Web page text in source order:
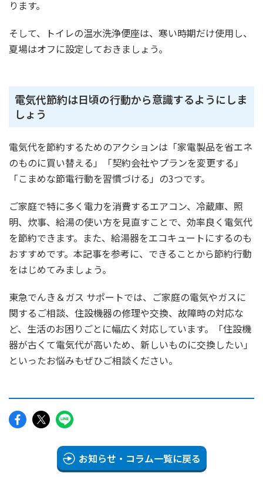
ります。
そして、トイレの温水洗浄便座は、寒い時期だけ使用し、
夏場はオフに設定しておきましょう。
電気代節約は日頃の行動から意識するようにしま
しょう
電気代を節約するためのアクションは「家電製品を省エネ
のものに買い替える」「契約会社やプランを変更する」
「こまめな節電行動を習慣づける」の3つです。
ご家庭で特に多く電力を消費するエアコン、冷蔵庫、照
明、炊事、給湯の使い方を見直すことで、効率良く電気代
を節約できます。また、給湯器をエコキュートにするのも
おすすめです。本記事を参考に、できることから節約行動
をはじめてみましょう。
東急でんき＆ガス サポートでは、ご家庭の電気やガスに
関するご相談、住設機器の修理や交換、故障時の対応な
ど、生活のお困りごとに幅広く対応しています。「住設機
器が古くて電気代が高いため、新しいものに交換したい」
といったお悩みもぜひご相談ください。
お知らせ・コラム一覧に戻る